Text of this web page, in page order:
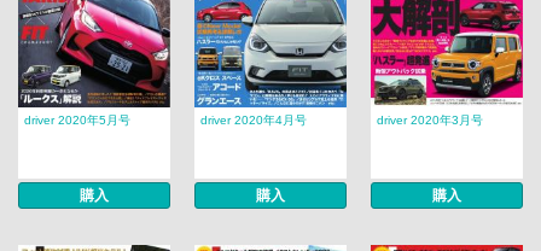
driver 2020年5月号
購入
driver 2020年4月号
購入
driver 2020年3月号
購入